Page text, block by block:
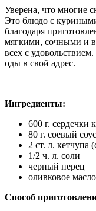
Уверена, что многие
Это блюдо с
благодаря
мягкими, сочными и
всех с
оды в свой адрес.
Ингредиенты:
600 г. сердечки
80 г. соевый соус
2 ст. л. кетчупа
1/2 ч. л. соли
черный перец
оливковое масло
Способ